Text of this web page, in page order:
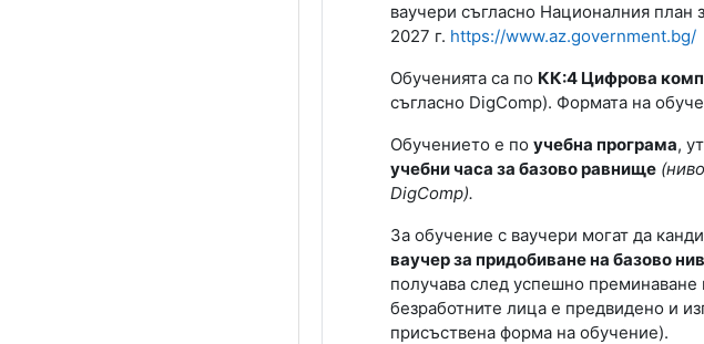
ваучери съгласно Националния план
2027 г. https://www.az.government.bg/
Обученията са по КК:4 Цифрова
съгласно DigComp). Формата на
Обучението е по учебна програма,
учебни часа за базово равнище
DigComp).
За обучение с ваучери могат да
ваучер за придобиване на базово
получава след успешно преминаване
безработните лица е предвидeно и
присъствена форма на обучение).